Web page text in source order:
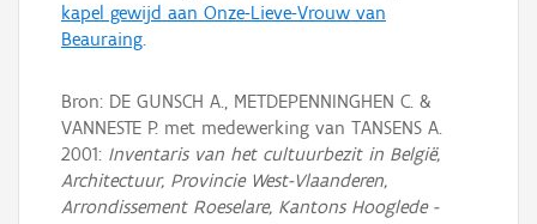
kapel gewijd aan Onze-Lieve-Vrouw van
Beauraing.
Bron: DE GUNSCH A., METDEPENNINGHEN C. &
VANNESTE P. met medewerking van TANSENS A.
2001: Inventaris van het cultuurbezit in België,
Architectuur, Provincie West-Vlaanderen,
Arrondissement Roeselare, Kantons Hooglede -